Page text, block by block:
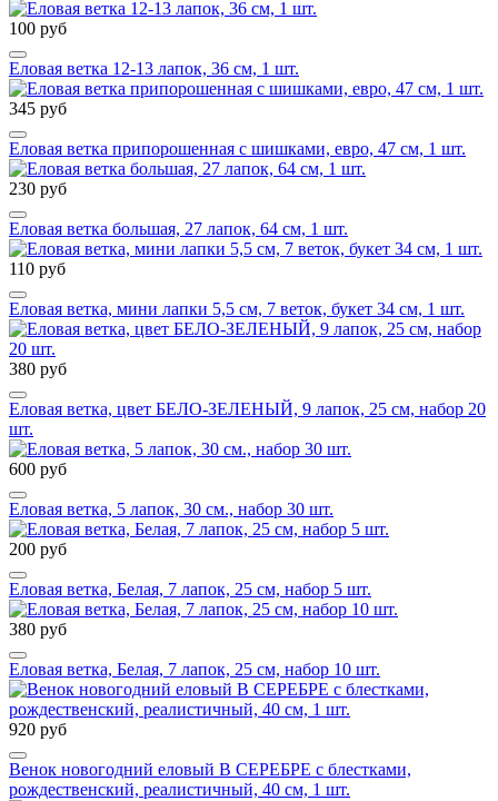
100 руб
Еловая ветка 12-13 лапок, 36 см, 1 шт.
345 руб
Еловая ветка припорошенная с шишками, евро, 47 см, 1 шт.
230 руб
Еловая ветка большая, 27 лапок, 64 см, 1 шт.
110 руб
Еловая ветка, мини лапки 5,5 см, 7 веток, букет 34 см, 1 шт.
380 руб
Еловая ветка, цвет БЕЛО-ЗЕЛЕНЫЙ, 9 лапок, 25 см, набор 20
шт.
600 руб
Еловая ветка, 5 лапок, 30 см., набор 30 шт.
200 руб
Еловая ветка, Белая, 7 лапок, 25 см, набор 5 шт.
380 руб
Еловая ветка, Белая, 7 лапок, 25 см, набор 10 шт.
920 руб
Венок новогодний еловый В СЕРЕБРЕ с блестками,
рождественский, реалистичный, 40 см, 1 шт.